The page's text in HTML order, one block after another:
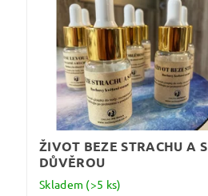
ŽIVOT BEZE STRACHU A S
DŮVĚROU
Skladem (>5 ks)